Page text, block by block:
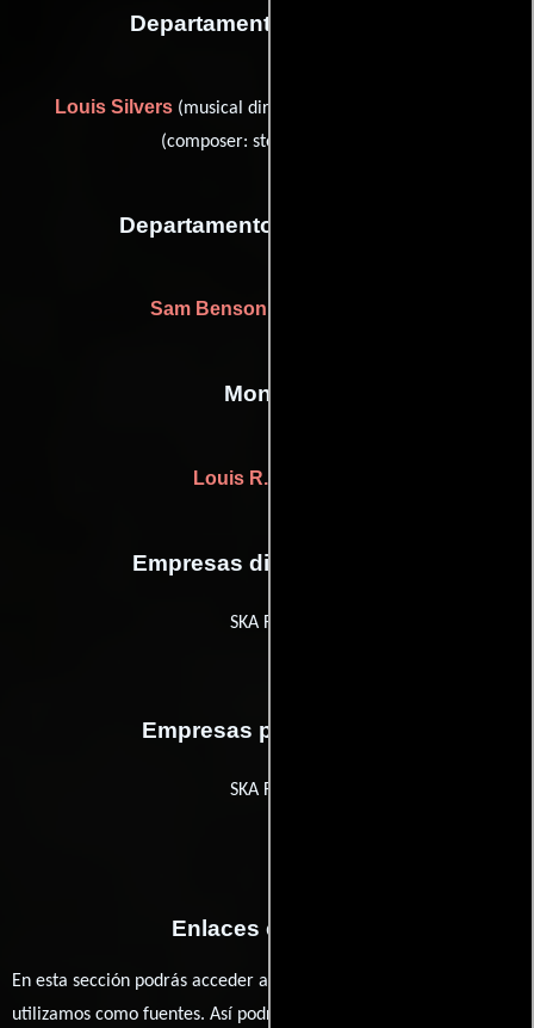
Departamento de musica
Louis Silvers(musical director) y
(composer: stock music (u))
Departamento de vestuario
Sam Benson
Montaje
Louis R. Loeffler
Empresas distribuidoras
SKA Films
Empresas productoras
SKA Films
Enlaces externos
En esta sección podrás acceder a los recursos externos que
utilizamos como fuentes. Así podrás chequear toda la